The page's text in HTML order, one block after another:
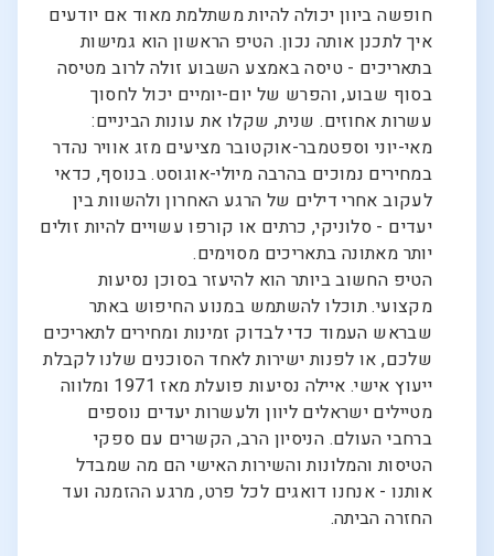
חופשה ביוון יכולה להיות משתלמת מאוד אם יודעים
איך לתכנן אותה נכון. הטיפ הראשון הוא גמישות
בתאריכים - טיסה באמצע השבוע זולה לרוב מטיסה
בסוף שבוע, והפרש של יום-יומיים יכול לחסוך
עשרות אחוזים. שנית, שקלו את עונות הביניים:
מאי-יוני וספטמבר-אוקטובר מציעים מזג אוויר נהדר
במחירים נמוכים בהרבה מיולי-אוגוסט. בנוסף, כדאי
לעקוב אחרי דילים של הרגע האחרון ולהשוות בין
יעדים - סלוניקי, כרתים או קורפו עשויים להיות זולים
יותר מאתונה בתאריכים מסוימים.
הטיפ החשוב ביותר הוא להיעזר בסוכן נסיעות
מקצועי. תוכלו להשתמש במנוע החיפוש באתר
שבראש העמוד כדי לבדוק זמינות ומחירים לתאריכים
שלכם, או לפנות ישירות לאחד הסוכנים שלנו לקבלת
ייעוץ אישי. איילה נסיעות פועלת מאז 1971 ומלווה
מטיילים ישראלים ליוון ולעשרות יעדים נוספים
ברחבי העולם. הניסיון הרב, הקשרים עם ספקי
הטיסות והמלונות והשירות האישי הם מה שמבדל
אותנו - אנחנו דואגים לכל פרט, מרגע ההזמנה ועד
החזרה הביתה.